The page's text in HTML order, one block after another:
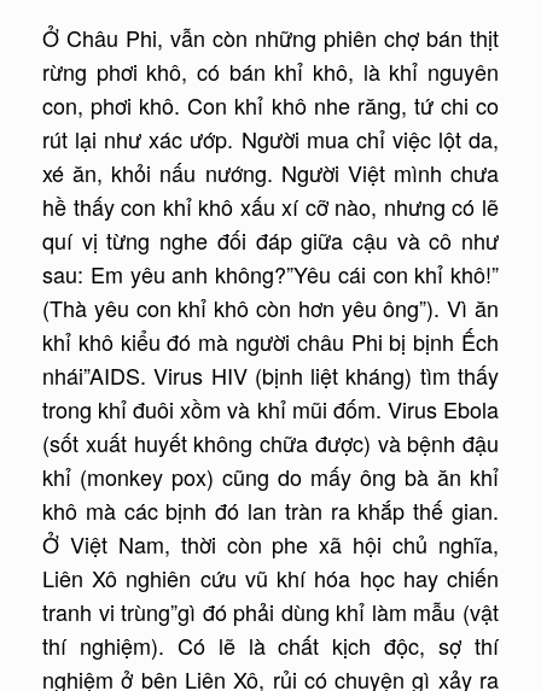
Ở Châu Phi, vẫn còn những phiên chợ bán thịt
rừng phơi khô, có bán khỉ khô, là khỉ nguyên
con, phơi khô. Con khỉ khô nhe răng, tứ chi co
rút lại như xác ướp. Người mua chỉ việc lột da,
xé ăn, khỏi nấu nướng. Người Việt mình chưa
hề thấy con khỉ khô xấu xí cỡ nào, nhưng có lẽ
quí vị từng nghe đối đáp giữa cậu và cô như
sau: Em yêu anh không?”Yêu cái con khỉ khô!”
(Thà yêu con khỉ khô còn hơn yêu ông”). Vì ăn
khỉ khô kiểu đó mà người châu Phi bị bịnh Ếch
nhái”AIDS. Virus HIV (bịnh liệt kháng) tìm thấy
trong khỉ đuôi xồm và khỉ mũi đốm. Virus Ebola
(sốt xuất huyết không chữa được) và bệnh đậu
khỉ (monkey pox) cũng do mấy ông bà ăn khỉ
khô mà các bịnh đó lan tràn ra khắp thế gian.
Ở Việt Nam, thời còn phe xã hội chủ nghĩa,
Liên Xô nghiên cứu vũ khí hóa học hay chiến
tranh vi trùng”gì đó phải dùng khỉ làm mẫu (vật
thí nghiệm). Có lẽ là chất kịch độc, sợ thí
nghiệm ở bên Liên Xô, rủi có chuyện gì xảy ra